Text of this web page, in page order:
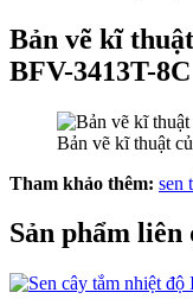
Bản vẽ kĩ
BFV-3413T-8C
Bản vẽ kĩ thuật
Tham khảo thêm: sen
Sản phẩm liên